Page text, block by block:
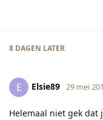
8 DAGEN LATER
E Elsie89 29 mei
Helemaal niet gek